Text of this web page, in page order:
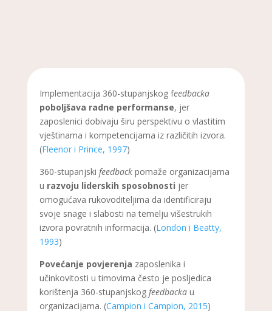
Implementacija 360-stupanjskog feedbacka
poboljšava radne performanse, jer
zaposlenici dobivaju širu perspektivu o vlastitim
vještinama i kompetencijama iz različitih izvora.
(Fleenor i Prince, 1997)
360-stupanjski feedbackpomaže organizacijama
u razvoju liderskih sposobnosti jer
omogućava rukovoditeljima da identificiraju
svoje snage i slabosti na temelju višestrukih
izvora povratnih informacija. (London i Beatty,
1993)
Povećanje povjerenja zaposlenika i
učinkovitosti u timovima često je posljedica
korištenja 360-stupanjskog feedbacka u
organizacijama. (Campion i Campion, 2015)